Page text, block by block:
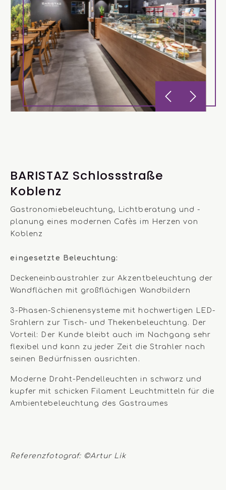
BARISTAZ Schlossstraße
Koblenz
Gastronomiebeleuchtung, Lichtberatung und -
planung eines modernen Cafès im Herzen von
Koblenz
eingesetzte Beleuchtung:
Deckeneinbaustrahler zur Akzentbeleuchtung der
Wandflächen mit großflächigen Wandbildern
3-Phasen-Schienensysteme mit hochwertigen LED-
Srahlern zur Tisch- und Thekenbeleuchtung. Der
Vorteil: Der Kunde bleibt auch im Nachgang sehr
flexibel und kann zu jeder Zeit die Strahler nach
seinen Bedürfnissen ausrichten.
Moderne Draht-Pendelleuchten in schwarz und
kupfer mit schicken Filament Leuchtmitteln für die
Ambientebeleuchtung des Gastraumes
Referenzfotograf: ©Artur Lik